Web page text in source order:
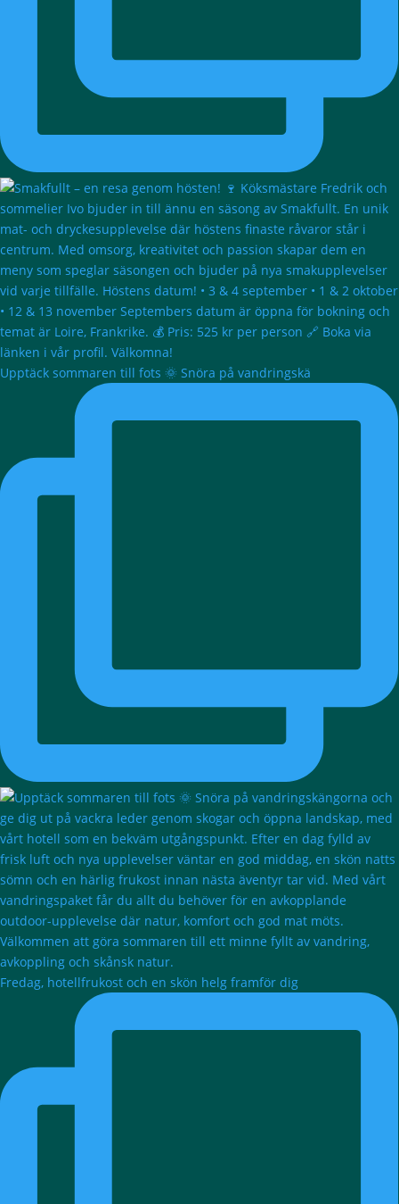
Upptäck sommaren till fots 🌞 Snöra på vandringskä
Fredag, hotellfrukost och en skön helg framför dig